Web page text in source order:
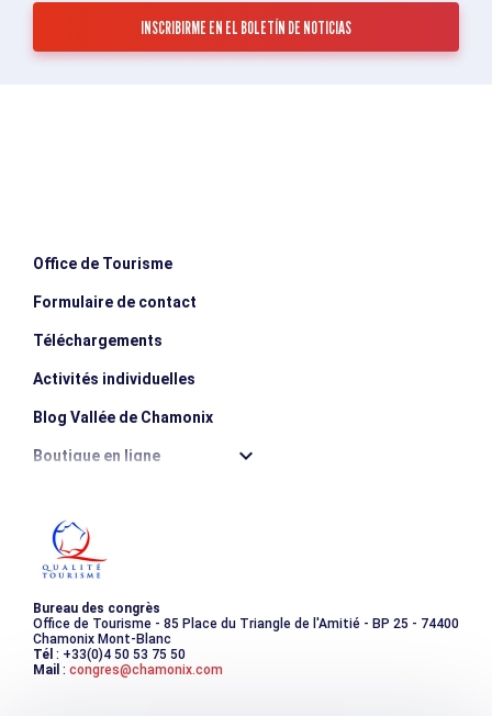
Office de Tourisme
Formulaire de contact
Téléchargements
Activités individuelles
Blog Vallée de Chamonix
Boutique en ligne
Les incontournables
Photothèque
Bureau des congrès
Office de Tourisme - 85 Place du Triangle de l'Amitié - BP 25 - 74400
Chamonix Mont-Blanc
Tél : +33(0)4 50 53 75 50
Mail : congres@chamonix.com